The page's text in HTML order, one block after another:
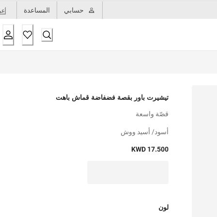
حسابي المساعدة
تيشيرت باور بقصة فضفاضة قماش باهت
قصّة واسعة
أسود/ أسيد ووش
KWD 17.500
لون